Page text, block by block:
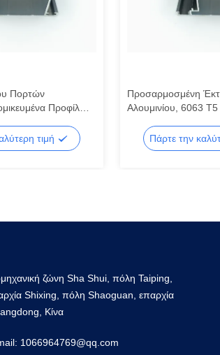
Πορτών
Προφίλ
τιμή
Προσαρμοσμένη
Αλουμινίου, 6063
Πάρτε την
ζώνη Sha Shui, πόλη Taiping,
Shixing, πόλη Shaoguan, επαρχία
Κίνα
1066964769@qq.com